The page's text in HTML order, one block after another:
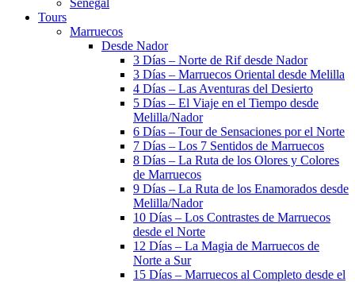
Senegal
Tours
Marruecos
Desde Nador
3 Días – Norte de Rif desde Nador
3 Días – Marruecos Oriental desde Melilla
4 Días – Las Aventuras del Desierto
5 Días – El Viaje en el Tiempo desde
Melilla/Nador
6 Días – Tour de Sensaciones por el Norte
7 Días – Los 7 Sentidos de Marruecos
8 Días – La Ruta de los Olores y Colores
de Marruecos
9 Días – La Ruta de los Enamorados desde
Melilla/Nador
10 Días – Los Contrastes de Marruecos
desde el Norte
12 Días – La Magia de Marruecos de
Norte a Sur
15 Días – Marruecos al Completo desde el